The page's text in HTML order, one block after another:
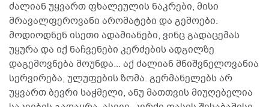
ძალიან უყვართ ფხალეულის ნაკრები, მისი
მრავალფეროვანი არომატები და გემოები.
მოდიოდნენ ისეთი ადამიანები, ვინც გადაცემას
უყურა და იქ ნაჩვენები კერძების ადგილზე
დაგემოვნება მოუნდა... აქ ძალიან მნიშვნელოვანია
სერვირება, ულუფების ზომა. გერმანელებს არ
უყვართ ბევრი საჭმელი, ანუ მათთვის მიუღებელია